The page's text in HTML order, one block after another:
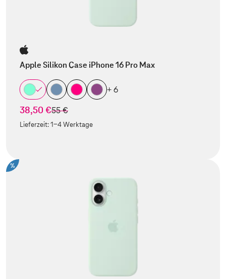
Apple Silikon Case iPhone 16 Pro Max
+ 6
38,50 €statt
55 €
Lieferzeit:1-4 Werktage
%